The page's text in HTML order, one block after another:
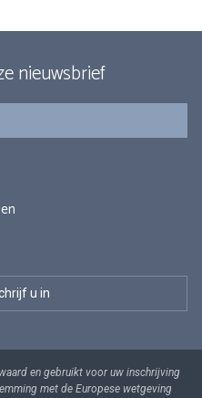
nieuwsbrief
en gebruikt voor uw inschrijving
met de Europese wetgeving